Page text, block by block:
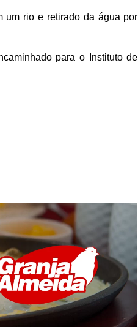
um rio e retirado da água por
para o Instituto de